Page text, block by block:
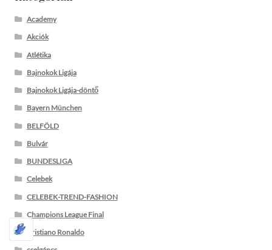
Academy
Akciók
Atlétika
Bajnokok Ligája
Bajnokok Ligája-döntő
Bayern München
BELFÖLD
Bulvár
BUNDESLIGA
Celebek
CELEBEK-TREND-FASHION
Champions League Final
Cristiano Ronaldo